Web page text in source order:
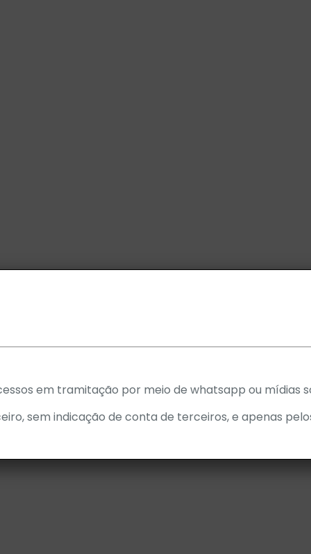
em tramitação por meio de whatsapp ou mídias
sem indicação de conta de terceiros, e apenas